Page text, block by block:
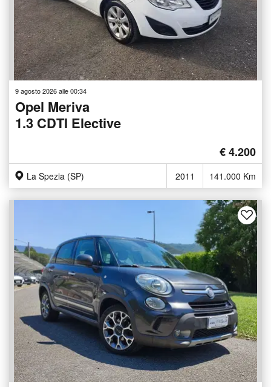
9 agosto 2026 alle 00:34
Opel Meriva
1.3 CDTI Elective
€ 4.200
La Spezia (SP) 2011 141.000 Km